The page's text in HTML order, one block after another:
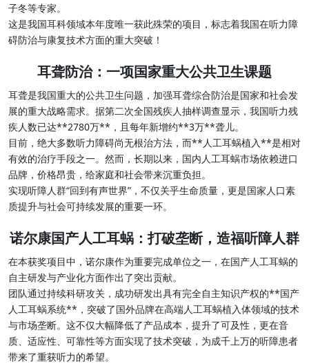
子冬等专家。
这是我国耳科领域本年度唯一获此殊荣的项目，标志着我国在听力障
碍防治与康复技术方面的重大突破！
耳聋防治：一项国家重大公共卫生课题
耳聋是我国重大的公共卫生问题，加强耳聋综合防治是国家和社会发
展的重大战略需求。据第二次全国残疾人抽样调查显示，我国听力残
疾人数已达**2780万**，且每年新增约**3万**聋儿。
目前，绝大多数听力障碍尚无根治方法，而**人工耳蜗植入**是相对
有效的治疗手段之一。然而，长期以来，国内人工耳蜗市场依赖进口
品牌，价格昂贵，给家庭和社会带来沉重负担。
实现听障人群“回到有声世界”，不仅关乎生命质量，更是国家人口素
质提升与社会可持续发展的重要一环。
诺尔康国产人工耳蜗：打破垄断，造福听障人群
在本获奖项目中，诺尔康作为重要完成单位之一，在国产人工耳蜗的
自主研发与产业化方面作出了突出贡献。
团队通过持续科研攻关，成功研发出具有完全自主知识产权的**国产
人工耳蜗系统**，突破了国外品牌在高端人工耳蜗植入体领域的技术
与市场垄断。这不仅大幅降低了产品成本，提升了可及性，更在音
质、适应性、可靠性等方面实现了技术突破，为成千上万的听障患者
带来了重获听力的希望。